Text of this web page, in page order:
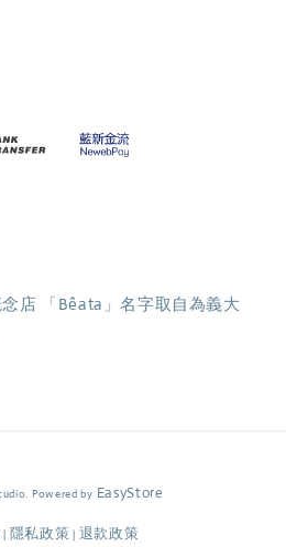
店 「Bêata」名字取自為義大
Powered by EasyStore
| 隱私政策 | 退款政策